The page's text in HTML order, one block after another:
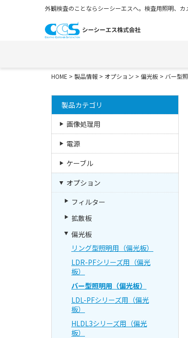
外観検査のことならシーシーエスへ。検査用照明、
HOME > 製品情報 > オプション > 偏光板 > バー型
製品カテゴリ
画像処理用
電源
ケーブル
オプション
フィルター
拡散板
偏光板
リング型照明用（偏光板）
LDR-PFシリーズ用（偏光
板）
バー型照明用（偏光板）
LDL-PFシリーズ用（偏光
板）
HLDL3シリーズ用（偏光
板）